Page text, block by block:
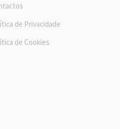
de Privacidade
de Cookies